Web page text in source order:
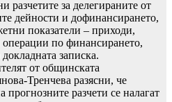
разчетите за делегираните от
дейности и дофинансирането,
показатели – приходи,
операции по финансирането,
записка.
от общинската
Тренчева разясни, че
прогнозните разчети се налагат